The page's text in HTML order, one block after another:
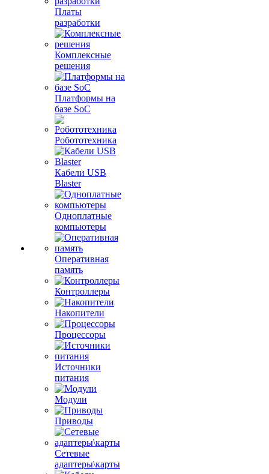
Платы
разработки
Комплексные
решения
Платформы на
базе SoC
Робототехника
Кабели USB
Blaster
Одноплатные
компьютеры
Оперативная
память
Контроллеры
Накопители
Процессоры
Источники
питания
Модули
Приводы
Сетевые
адаптеры\карты